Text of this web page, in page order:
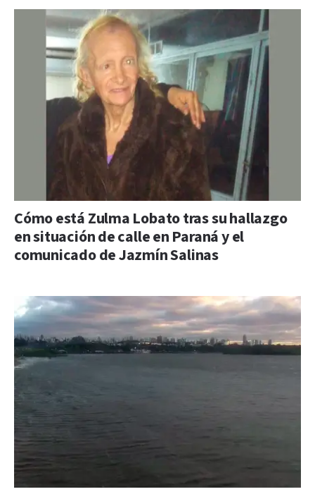
Cómo está Zulma Lobato tras su hallazgo
en situación de calle en Paraná y el
comunicado de Jazmín Salinas